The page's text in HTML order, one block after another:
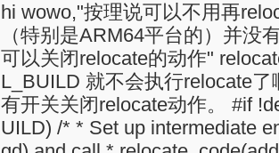
hi wowo,"按理说可以不用再
（特别是ARM64平台的）并没
可以关闭relocate的动作"
L_BUILD 就不会执行relocate
有开关关闭relocate动作。 #if
UILD) /* * Set up intermediate